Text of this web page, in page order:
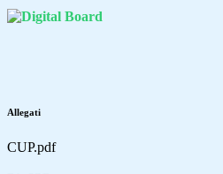
Allegati
CUP.pdf